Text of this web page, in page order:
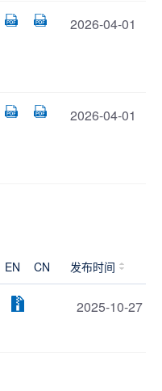
2026-04-01
2026-04-01
EN CN 发布时间
2025-10-27